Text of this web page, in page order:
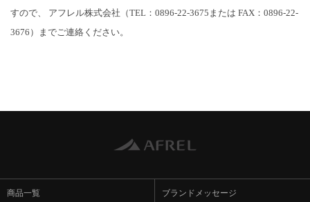
すので、
アフレル株式会社（TEL：0896-22-3675または FAX：0896-22-
3676）までご連絡ください。
商品一覧 ブランドメッセージ